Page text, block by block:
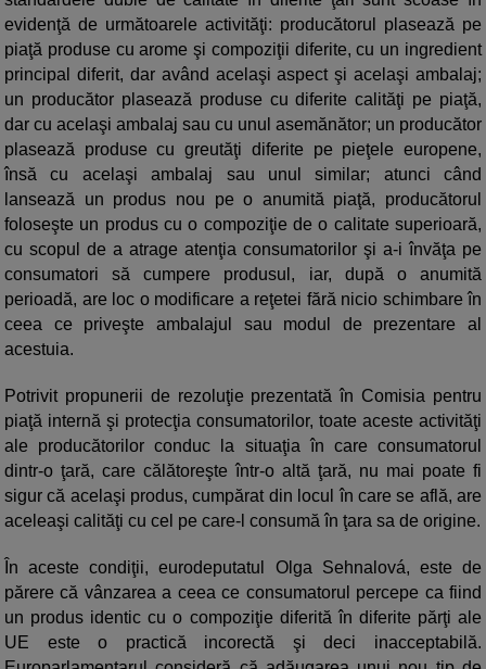
evidenţă de următoarele activităţi: producătorul plasează pe
piaţă produse cu arome şi compoziţii diferite, cu un ingredient
principal diferit, dar având acelaşi aspect şi acelaşi ambalaj;
un producător plasează produse cu diferite calităţi pe piaţă,
dar cu acelaşi ambalaj sau cu unul asemănător; un producător
plasează produse cu greutăţi diferite pe pieţele europene,
însă cu acelaşi ambalaj sau unul similar; atunci când
lansează un produs nou pe o anumită piaţă, producătorul
foloseşte un produs cu o compoziţie de o calitate superioară,
cu scopul de a atrage atenţia consumatorilor şi a-i învăţa pe
consumatori să cumpere produsul, iar, după o anumită
perioadă, are loc o modificare a reţetei fără nicio schimbare în
ceea ce priveşte ambalajul sau modul de prezentare al
acestuia.
Potrivit propunerii de rezoluţie prezentată în Comisia pentru
piaţă internă şi protecţia consumatorilor, toate aceste activităţi
ale producătorilor conduc la situaţia în care consumatorul
dintr-o ţară, care călătoreşte într-o altă ţară, nu mai poate fi
sigur că acelaşi produs, cumpărat din locul în care se află, are
aceleaşi calităţi cu cel pe care-l consumă în ţara sa de origine.
În aceste condiţii, eurodeputatul Olga Sehnalová, este de
părere că vânzarea a ceea ce consumatorul percepe ca fiind
un produs identic cu o compoziţie diferită în diferite părţi ale
UE este o practică incorectă şi deci inacceptabilă.